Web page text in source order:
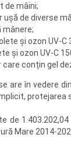
de mâini;
ușă de diverse
și ozon UV-C
și ozon UV-C
conțin gel
are în vedere
protejarea
de
Mare 2014-